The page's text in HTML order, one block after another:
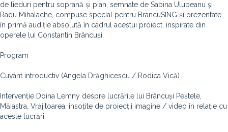
de lieduri pentru soprană și pian, semnate de Sabina Ulubeanu și
Radu Mihalache, compuse special pentru BrancuSING și prezentate
în primă audiție absolută în cadrul acestui proiect, inspirate din
operele lui Constantin Brâncuși.
Program
Cuvânt introductiv (Angela Drăghicescu / Rodica Vică)
Intervenție Doina Lemny despre lucrările lui Brâncuși Peștele,
Măiastra, Vrăjitoarea, însoțite de proiecții imagine / video în relație cu
aceste lucrări